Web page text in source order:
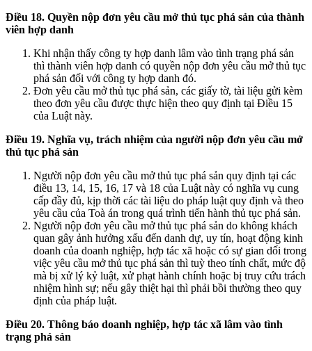
Điều 18. Quyền nộp đơn yêu cầu mở thủ tục phá sản của thành
viên hợp danh
Khi nhận thấy công ty hợp danh lâm vào tình trạng phá sản
thì thành viên hợp danh có quyền nộp đơn yêu cầu mở thủ tục
phá sản đối với công ty hợp danh đó.
Đơn yêu cầu mở thủ tục phá sản, các giấy tờ, tài liệu gửi kèm
theo đơn yêu cầu được thực hiện theo quy định tại Điều 15
của Luật này.
Điều 19. Nghĩa vụ, trách nhiệm của người nộp đơn yêu cầu mở
thủ tục phá sản
Người nộp đơn yêu cầu mở thủ tục phá sản quy định tại các
điều 13, 14, 15, 16, 17 và 18 của Luật này có nghĩa vụ cung
cấp đầy đủ, kịp thời các tài liệu do pháp luật quy định và theo
yêu cầu của Toà án trong quá trình tiến hành thủ tục phá sản.
Người nộp đơn yêu cầu mở thủ tục phá sản do không khách
quan gây ảnh hưởng xấu đến danh dự, uy tín, hoạt động kinh
doanh của doanh nghiệp, hợp tác xã hoặc có sự gian dối trong
việc yêu cầu mở thủ tục phá sản thì tuỳ theo tính chất, mức độ
mà bị xử lý kỷ luật, xử phạt hành chính hoặc bị truy cứu trách
nhiệm hình sự; nếu gây thiệt hại thì phải bồi thường theo quy
định của pháp luật.
Điều 20. Thông báo doanh nghiệp, hợp tác xã lâm vào tình
trạng phá sản